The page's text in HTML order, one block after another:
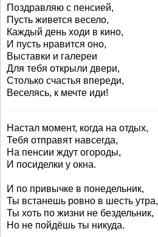
Поздравляю с пенсией,
Пусть живется весело,
Каждый день ходи в кино,
И пусть нравится оно,
Выставки и галереи
Для тебя открыли двери,
Столько счастья впереди,
Веселясь, к мечте иди!
Настал момент, когда на отдых,
Тебя отправят навсегда,
На пенсии ждут огороды,
И посиделки у окна.
И по привычке в понедельник,
Ты встанешь ровно в шесть утра,
Ты хоть по жизни не бездельник,
Но не пойдёшь ты никуда.